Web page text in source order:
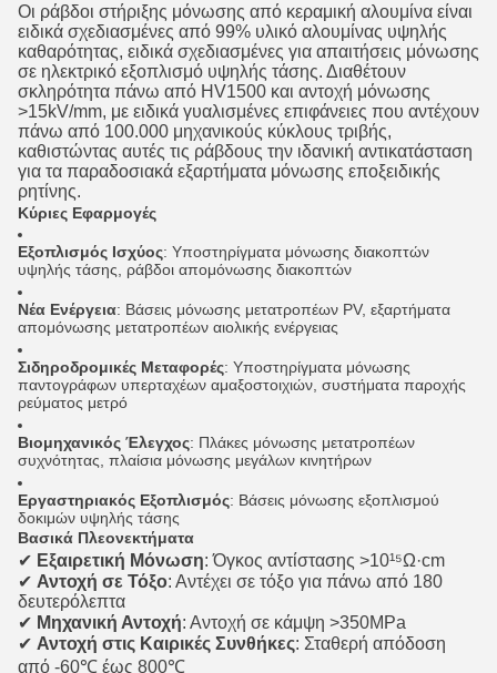
Οι ράβδοι στήριξης μόνωσης από κεραμική αλουμίνα είναι
ειδικά σχεδιασμένες από 99% υλικό αλουμίνας υψηλής
καθαρότητας, ειδικά σχεδιασμένες για απαιτήσεις μόνωσης
σε ηλεκτρικό εξοπλισμό υψηλής τάσης. Διαθέτουν
σκληρότητα πάνω από HV1500 και αντοχή μόνωσης
>15kV/mm, με ειδικά γυαλισμένες επιφάνειες που αντέχουν
πάνω από 100.000 μηχανικούς κύκλους τριβής,
καθιστώντας αυτές τις ράβδους την ιδανική αντικατάσταση
για τα παραδοσιακά εξαρτήματα μόνωσης εποξειδικής
ρητίνης.
Κύριες Εφαρμογές
Εξοπλισμός Ισχύος: Υποστηρίγματα μόνωσης διακοπτών
υψηλής τάσης, ράβδοι απομόνωσης διακοπτών
Νέα Ενέργεια: Βάσεις μόνωσης μετατροπέων PV, εξαρτήματα
απομόνωσης μετατροπέων αιολικής ενέργειας
Σιδηροδρομικές Μεταφορές: Υποστηρίγματα μόνωσης
παντογράφων υπερταχέων αμαξοστοιχιών, συστήματα παροχής
ρεύματος μετρό
Βιομηχανικός Έλεγχος: Πλάκες μόνωσης μετατροπέων
συχνότητας, πλαίσια μόνωσης μεγάλων κινητήρων
Εργαστηριακός Εξοπλισμός: Βάσεις μόνωσης εξοπλισμού
δοκιμών υψηλής τάσης
Βασικά Πλεονεκτήματα
✔ Εξαιρετική Μόνωση: Όγκος αντίστασης >10¹⁵Ω·cm
✔ Αντοχή σε Τόξο: Αντέχει σε τόξο για πάνω από 180
δευτερόλεπτα
✔ Μηχανική Αντοχή: Αντοχή σε κάμψη >350MPa
✔ Αντοχή στις Καιρικές Συνθήκες: Σταθερή απόδοση
από -60℃ έως 800℃